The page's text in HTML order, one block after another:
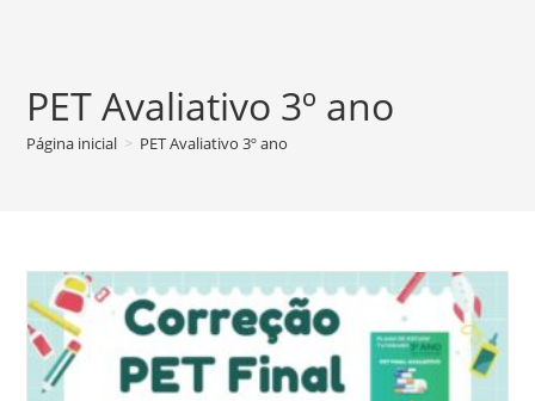
PET Avaliativo 3º ano
Página inicial > PET Avaliativo 3º ano